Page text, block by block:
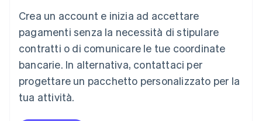
Crea un account e inizia ad accettare
pagamenti senza la necessità di stipulare
contratti o di comunicare le tue coordinate
bancarie. In alternativa, contattaci per
progettare un pacchetto personalizzato per la
tua attività.
DeutschEnglish
Lituania
Français DeutschEnglish
Malaysia
English 简体中文
Malta